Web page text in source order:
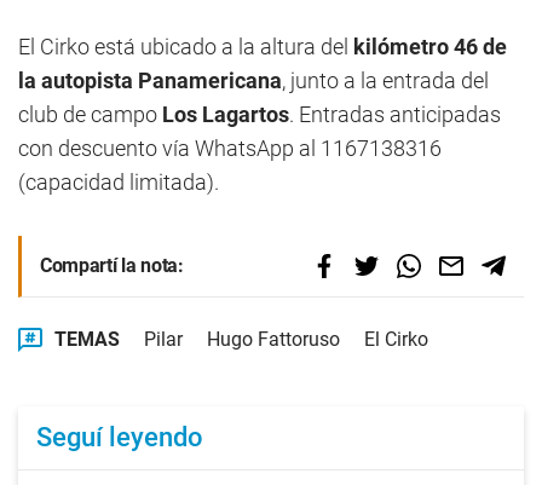
El Cirko está ubicado a la altura del kilómetro 46 de
la autopista Panamericana, junto a la entrada del
club de campo Los Lagartos. Entradas anticipadas
con descuento vía WhatsApp al 1167138316
(capacidad limitada).
Compartí la nota:
TEMAS Pilar Hugo Fattoruso El Cirko
Seguí leyendo